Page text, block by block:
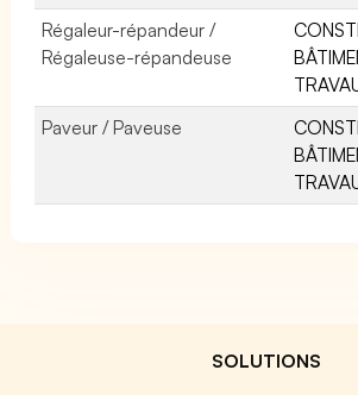
Régaleur-répandeur /
Régaleuse-répandeuse
Paveur / Paveuse
SOLUTIONS